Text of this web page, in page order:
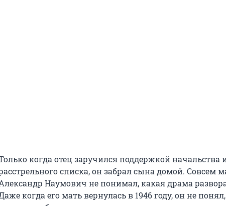
когда отец заручился поддержкой
списка, он забрал сына домой. Совсем
Наумович не понимал, какая драма
когда его мать вернулась в 1946 году, он не